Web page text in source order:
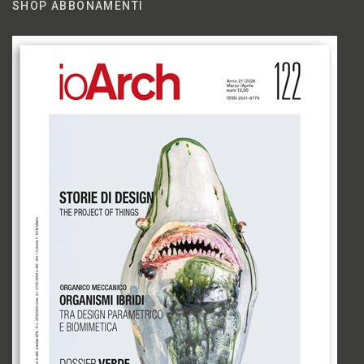
SHOP ABBONAMENTI